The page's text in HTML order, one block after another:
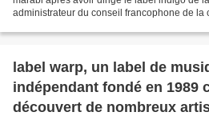
administrateur du conseil francophone de la
label warp, un label de
indépendant fondé en 1989
découvert de nombreux